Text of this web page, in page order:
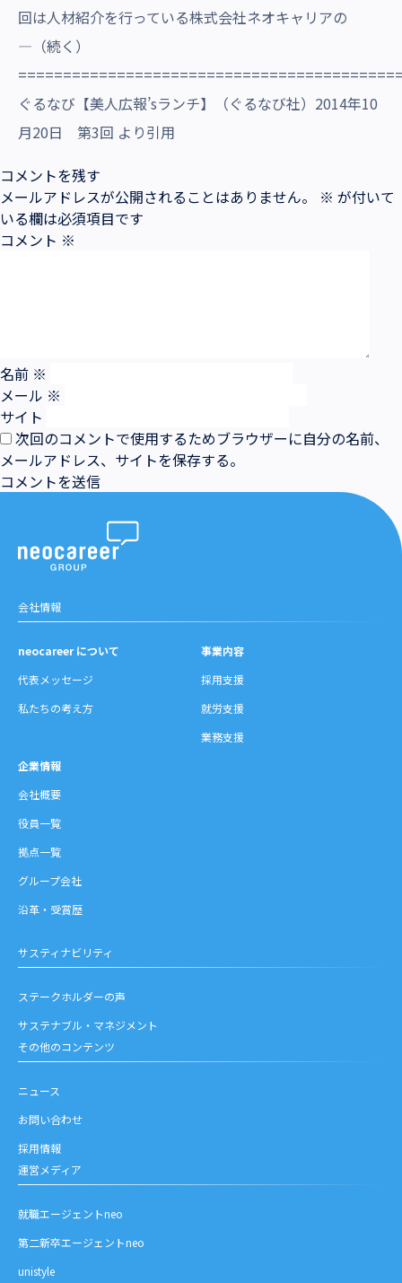
回は人材紹介を行っている株式会社ネオキャリアの
―（続く）
ぐるなび【美人広報’sランチ】（ぐるなび社）2014年10
月20日 第3回 より引用
コメントを残す
メールアドレスが公開されることはありません。
※ が付いて
いる欄は必須項目です
コメント ※
名前 ※
メール ※
サイト
次回のコメントで使用するためブラウザーに自分の名前、
メールアドレス、サイトを保存する。
会社情報
neocareer について
代表メッセージ
私たちの考え方
事業内容
採用支援
就労支援
業務支援
企業情報
会社概要
役員一覧
拠点一覧
グループ会社
沿革・受賞歴
サスティナビリティ
ステークホルダーの声
サステナブル・マネジメント
その他のコンテンツ
ニュース
お問い合わせ
採用情報
運営メディア
就職エージェントneo
第二新卒エージェントneo
unistyle